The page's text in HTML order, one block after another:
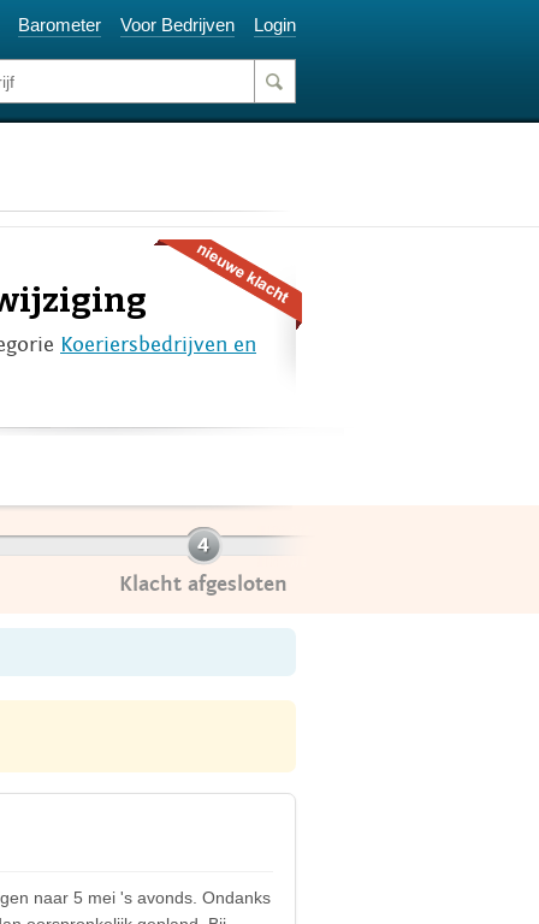
Barometer Voor Bedrijven Login
Koeriersbedrijven en
Klacht afgesloten
naar 5 mei 's avonds. Ondanks